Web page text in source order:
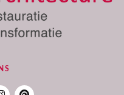
PINTEREST